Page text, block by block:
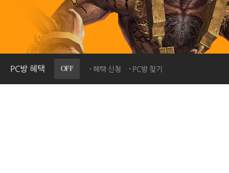
PC방 혜택 OFF 혜택 신청 PC방 찾기
PC방으로간다
통합보급센터